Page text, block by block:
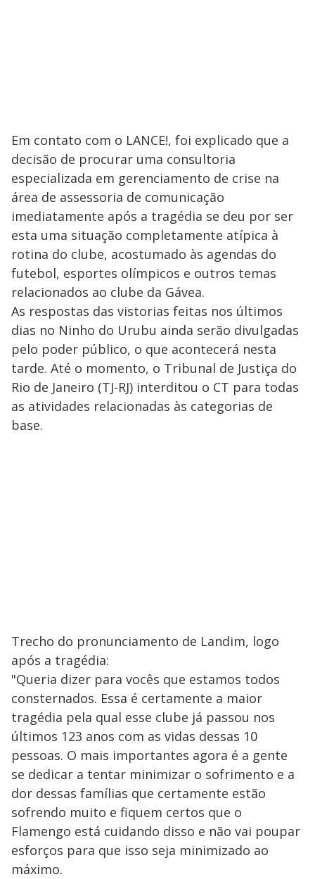
Em contato com o LANCE!, foi explicado que a
decisão de procurar uma consultoria
especializada em gerenciamento de crise na
área de assessoria de comunicação
imediatamente após a tragédia se deu por ser
esta uma situação completamente atípica à
rotina do clube, acostumado às agendas do
futebol, esportes olímpicos e outros temas
relacionados ao clube da Gávea.
As respostas das vistorias feitas nos últimos
dias no Ninho do Urubu ainda serão divulgadas
pelo poder público, o que acontecerá nesta
tarde. Até o momento, o Tribunal de Justiça do
Rio de Janeiro (TJ-RJ) interditou o CT para todas
as atividades relacionadas às categorias de
base.
Trecho do pronunciamento de Landim, logo
após a tragédia:
"Queria dizer para vocês que estamos todos
consternados. Essa é certamente a maior
tragédia pela qual esse clube já passou nos
últimos 123 anos com as vidas dessas 10
pessoas. O mais importantes agora é a gente
se dedicar a tentar minimizar o sofrimento e a
dor dessas famílias que certamente estão
sofrendo muito e fiquem certos que o
Flamengo está cuidando disso e não vai poupar
esforços para que isso seja minimizado ao
máximo.